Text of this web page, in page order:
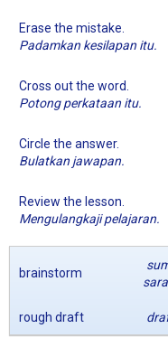
Erase the mistake.
Padamkan kesilapan itu.
Cross out the word.
Potong perkataan itu.
Circle the answer.
Bulatkan jawapan.
Review the lesson.
Mengulangkaji pelajaran.
brainstorm
rough draft